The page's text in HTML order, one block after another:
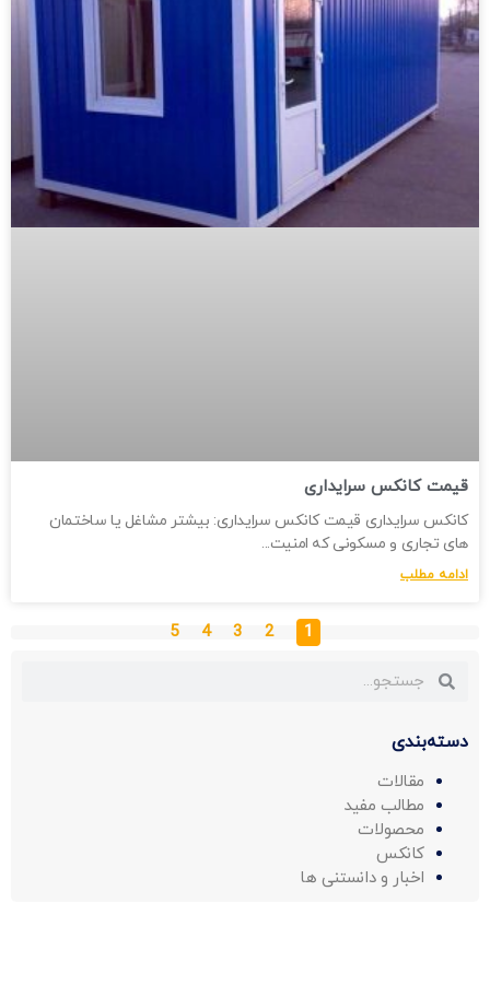
قیمت کانکس سرایداری
کانکس سرایداری قیمت کانکس سرایداری: بیشتر مشاغل یا ساختمان
های تجاری و مسکونی که امنیت
ادامه مطلب
1
2
3
4
5
دسته‌بندی
مقالات
مطالب مفید
محصولات
کانکس
اخبار و دانستنی ها